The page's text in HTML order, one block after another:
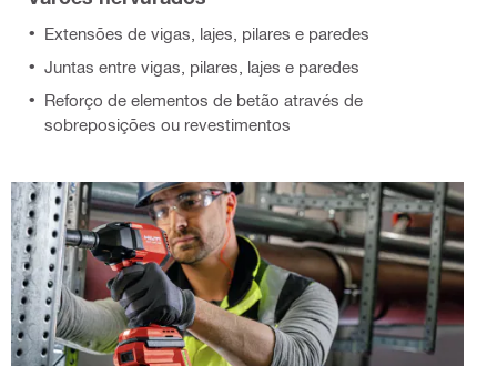
Extensões de vigas, lajes, pilares e paredes
Juntas entre vigas, pilares, lajes e paredes
Reforço de elementos de betão através de
sobreposições ou revestimentos